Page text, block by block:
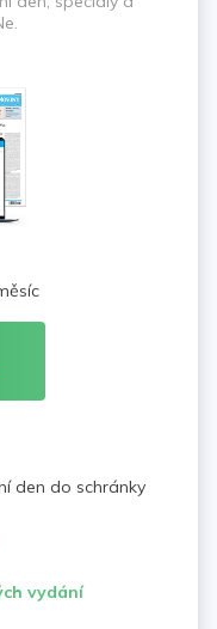
den do schránky
vydání